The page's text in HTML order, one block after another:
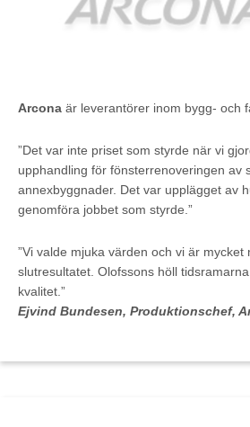
Arcona är leverantörer inom bygg- och
”Det var inte priset som styrde när vi
upphandling för fönsterrenoveringen av
annexbyggnader. Det var upplägget av
genomföra jobbet som styrde.”
”Vi valde mjuka värden och vi är mycket
slutresultatet. Olofssons höll
kvalitet.”
Ejvind Bundesen, Produktionschef,